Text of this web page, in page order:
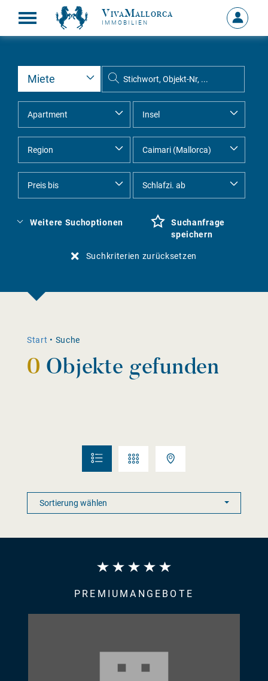
VivaMallorca
IMMOBILIEN
MEIN
Weitere Suchoptionen
Suchanfrage
speichern
Suchkriterien zurücksetzen
Start • Suche
0 Objekte gefunden
PREMIUMANGEBOTE